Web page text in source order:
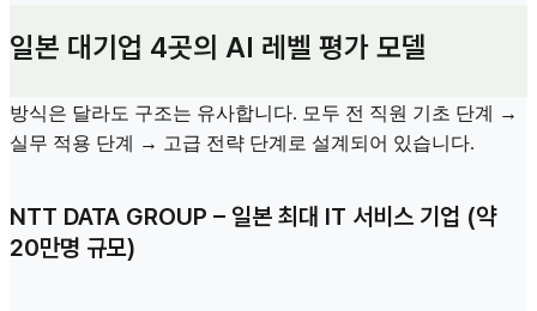
일본 대기업 4곳의 AI 레벨 평가 모델
방식은 달라도 구조는 유사합니다. 모두 전 직원 기초 단계 →
실무 적용 단계 → 고급 전략 단계로 설계되어 있습니다.
NTT DATA GROUP – 일본 최대 IT 서비스 기업 (약
20만명 규모)